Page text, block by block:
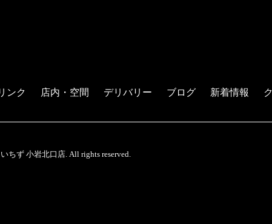
ンク 店内・空間 デリバリー ブログ 新着情報
ちず 小岩北口店. All rights reserved.